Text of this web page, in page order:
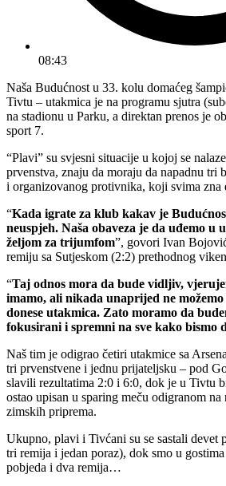
08:43
Naša Budućnost u 33. kolu domaćeg
Tivtu – utakmica je na programu sjutra
na stadionu u Parku, a direktan prenos je
sport 7.
“Plavi” su svjesni situacije u kojoj se
prvenstva, znaju da moraju da napadnu tri
i organizovanog protivnika, koji svima zna
“Kada igrate za klub kakav je
neuspjeh. Naša obaveza je da uđemo u
željom za trijumfom”, govori Ivan
remiju sa Sutjeskom (2:2) prethodnog
“Taj odnos mora da bude vidljiv,
imamo, ali nikada unaprijed ne možemo
donese utakmica. Zato moramo da
fokusirani i spremni na sve kako bismo
Naš tim je odigrao četiri utakmice sa
tri prvenstvene i jednu prijateljsku – pod
slavili rezultatima 2:0 i 6:0, dok je u Tivtu
ostao upisan u sparing meču odigranom
zimskih priprema.
Ukupno, plavi i Tivćani su se sastali devet
tri remija i jedan poraz), dok smo u
pobjeda i dva remija…